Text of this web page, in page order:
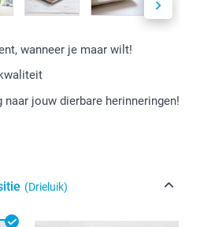
wanneer je maar wilt!
jouw dierbare herinneringen!
(Drieluik)